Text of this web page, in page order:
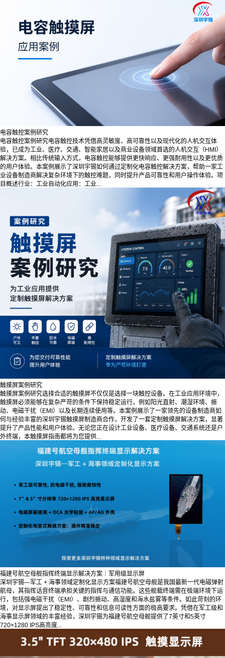
电容触控案例研究
电容触控案例研究电容触控技术凭借高灵敏度、高可靠性以及现代化的人机交互体
验，已成为工业、医疗、交通、智能家居以及商业设备领域首选的人机交互（HMI）
解决方案。相比传统输入方式，电容触控能够提供更快响应、更强耐用性以及更优质
的用户体验。本案例展示了深圳宇锡如何通过定制化电容触控解决方案，帮助一家工
业设备制造商解决复杂环境下的触控难题，同时提升产品可靠性和用户操作体验。项
目概述行业：工业自动化应用：工业...
触摸屏案例研究
触摸屏案例研究选择合适的触摸屏不仅仅是选择一块触控设备。在工业应用环境中，
触摸屏必须能够在复杂严苛的条件下保持稳定运行，例如阳光直射、潮湿环境、振
动、电磁干扰（EMI）以及长期连续使用等。本案例展示了一家领先的设备制造商如
何与经验丰富的深圳宇锡触摸屏制造商合作，开发了一套定制触摸屏解决方案，显著
提升了产品性能和用户体验。无论您正在设计工业设备、医疗设备、交通系统还是户
外终端，本触摸屏指南都将为您提供...
福建号航空母舰指挥终端显示解决方案｜军用级显示屏
深圳宇锡—军工 + 海事领域定制化显示方案福建号航空母舰是我国最新一代电磁弹射
航母，其指挥话音终端承担关键的指挥与通信功能。这些舰载终端需在极端环境下运
行，包括强电磁干扰（EMI）、剧烈振动、高湿度和海水盐雾等条件。如此苛刻的环
境，对显示屏提出了稳定性、可靠性和信息可读性方面的极高要求。凭借在军工级和
海事显示屏领域的丰富经验，深圳宇锡为福建号航空母舰提供了7英寸和5英寸
720×1280 IPS高亮度...